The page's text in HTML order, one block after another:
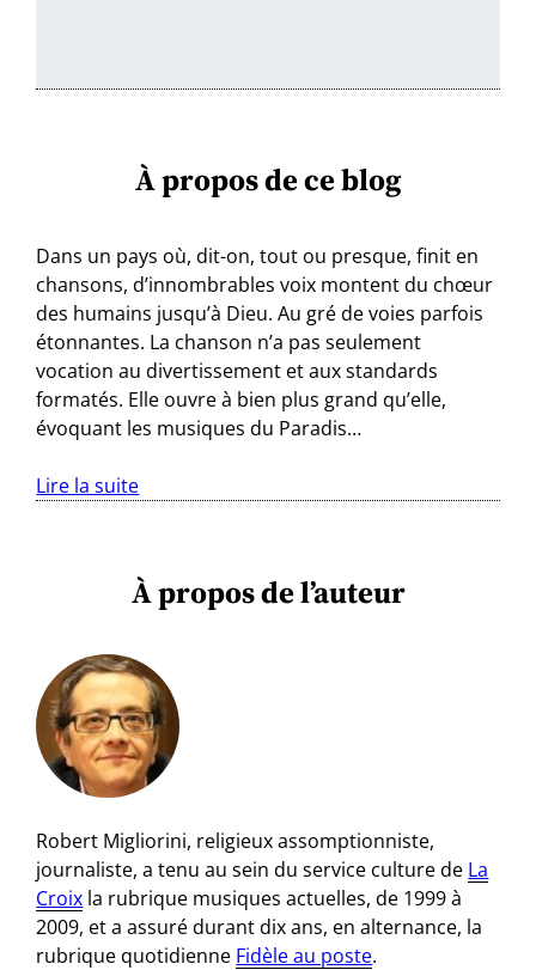
À propos de ce blog
Dans un pays où, dit-on, tout ou presque, finit en
chansons, d’innombrables voix montent du chœur
des humains jusqu’à Dieu. Au gré de voies parfois
étonnantes. La chanson n’a pas seulement
vocation au divertissement et aux standards
formatés. Elle ouvre à bien plus grand qu’elle,
évoquant les musiques du Paradis…
Lire la suite
À propos de l’auteur
Robert Migliorini, religieux assomptionniste,
journaliste, a tenu au sein du service culture de La
Croix la rubrique musiques actuelles, de 1999 à
2009, et a assuré durant dix ans, en alternance, la
rubrique quotidienne Fidèle au poste.